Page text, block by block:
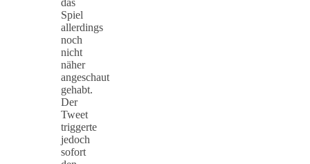
Spiel
allerdings
noch
nicht
näher
angeschaut
gehabt.
Der
Tweet
triggerte
jedoch
sofort